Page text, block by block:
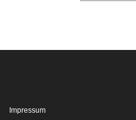
Impressum